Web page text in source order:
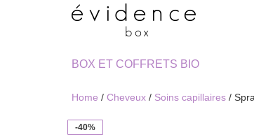
BOX ET COFFRETS BIO
Home / Cheveux / Soins capillaires /
-40%